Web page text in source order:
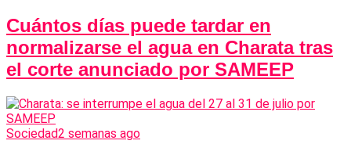
Cuántos días puede tardar en
normalizarse el agua en Charata tras
el corte anunciado por SAMEEP
Sociedad2 semanas ago